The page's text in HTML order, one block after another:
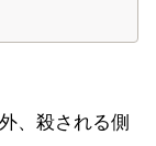
、殺される側